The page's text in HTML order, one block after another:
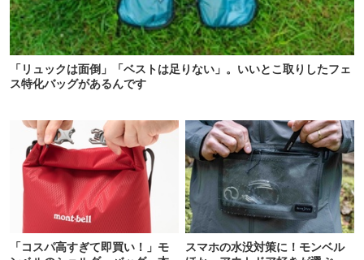
「リュックは面倒」「ベストは足りない」。いいとこ取りしたフェ
ス特化バッグがあるんです
「コスパ高すぎて即買い！」モ
スマホの水没対策に！モンベル